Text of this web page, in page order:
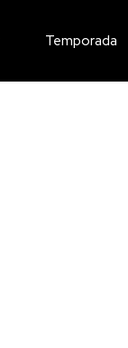
Temporada